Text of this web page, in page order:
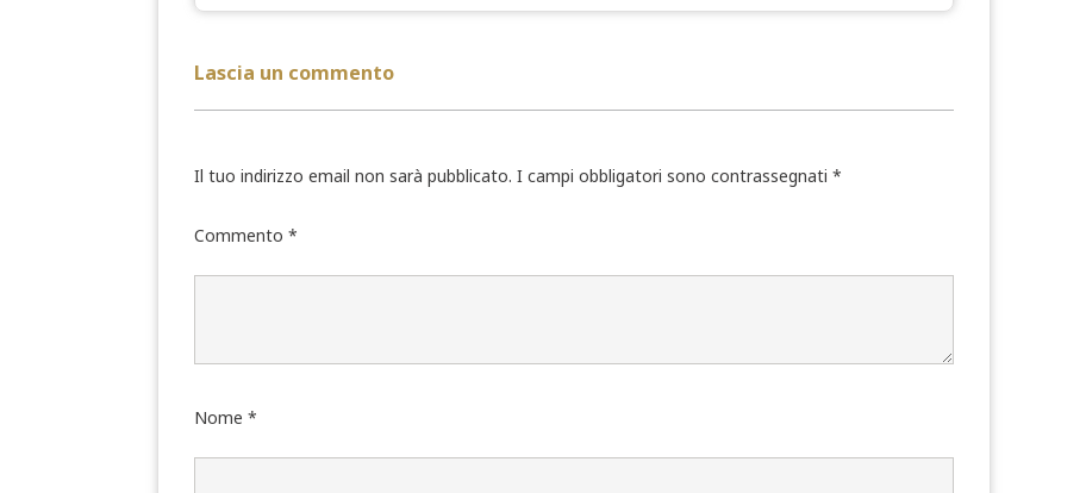
Lascia un commento
Il tuo indirizzo email non sarà pubblicato. I campi obbligatori sono contrassegnati *
Commento *
Nome *